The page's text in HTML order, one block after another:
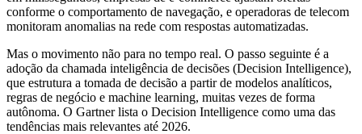
conforme o comportamento de navegação, e operadoras de telecom
monitoram anomalias na rede com respostas automatizadas.
Mas o movimento não para no tempo real. O passo seguinte é a
adoção da chamada inteligência de decisões (Decision Intelligence),
que estrutura a tomada de decisão a partir de modelos analíticos,
regras de negócio e machine learning, muitas vezes de forma
autônoma. O Gartner lista o Decision Intelligence como uma das
tendências mais relevantes até 2026.